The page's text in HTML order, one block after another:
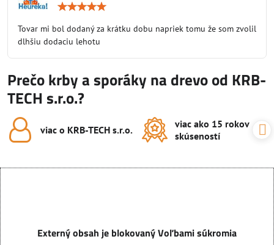
5
Tovar mi bol dodaný za krátku dobu napriek tomu že som zvolil
dlhšiu dodaciu lehotu
Prečo krby a sporáky na drevo od KRB-
TECH s.r.o.?
viac o KRB-TECH s​.r​.o​.
viac ako 15 rokov
skúseností
Externý obsah je blokovaný Voľbami súkromia